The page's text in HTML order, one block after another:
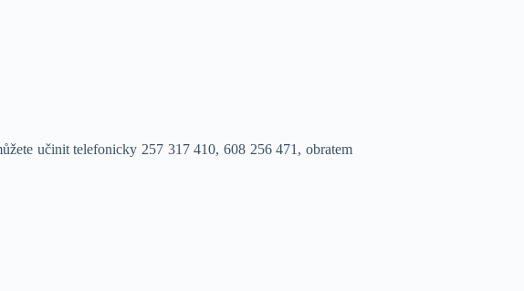
učinit telefonicky 257 317 410, 608 256 471, obratem